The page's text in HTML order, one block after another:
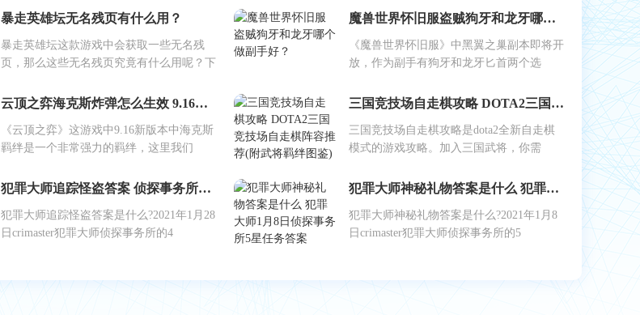
暴走英雄坛无名残页有什么用？
暴走英雄坛这款游戏中会获取一些无名残
页，那么这些无名残页究竟有什么用呢？下
魔兽世界怀旧服盗贼狗牙和龙牙哪个做副手好？
《魔兽世界怀旧服》中黑翼之巢副本即将开
放，作为副手有狗牙和龙牙匕首两个选
云顶之弈海克斯炸弹怎么生效 9.16海克斯羁绊触发机制
《云顶之弈》这游戏中9.16新版本中海克斯
羁绊是一个非常强力的羁绊，这里我们
三国竞技场自走棋攻略 DOTA2三国竞技场自走棋阵容推荐(附武将羁绊图鉴)
三国竞技场自走棋攻略是dota2全新自走棋
模式的游戏攻略。加入三国武将，你需
犯罪大师追踪怪盗答案 侦探事务所周四4星委托任务答案
犯罪大师追踪怪盗答案是什么?2021年1月28
日crimaster犯罪大师侦探事务所的4
犯罪大师神秘礼物答案是什么 犯罪大师1月8日侦探事务所5星任务答案
犯罪大师神秘礼物答案是什么?2021年1月8
日crimaster犯罪大师侦探事务所的5